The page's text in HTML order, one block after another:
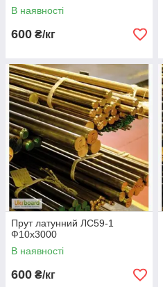
В наявності
600 ₴/кг
Прут латунний ЛС59-1
Ф10х3000
В наявності
600 ₴/кг